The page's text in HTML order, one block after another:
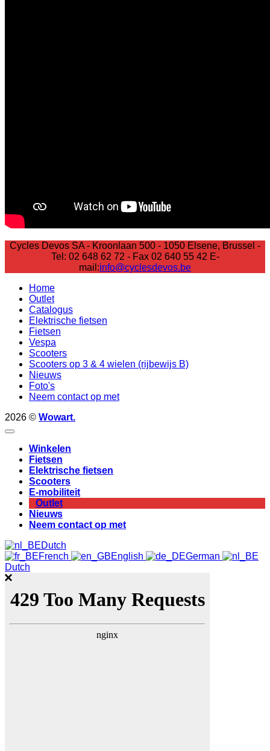
Cycles Devos SA - Kroonlaan 500 - 1050 Elsene, Brussel -
Tel: 02 648 62 72 - Fax 02 640 55 42 E-
mail:info@cyclesdevos.be
Home
Outlet
Catalogus
Elektrische fietsen
Fietsen
Vespa
Scooters
Scooters op 3 & 4 wielen (rijbewijs B)
Nieuws
Foto's
Neem contact op met
2026 © Wowart.
Winkelen
Fietsen
Elektrische fietsen
Scooters
E-mobiliteit
Outlet
Nieuws
Neem contact op met
Dutch
French
English
German
Dutch